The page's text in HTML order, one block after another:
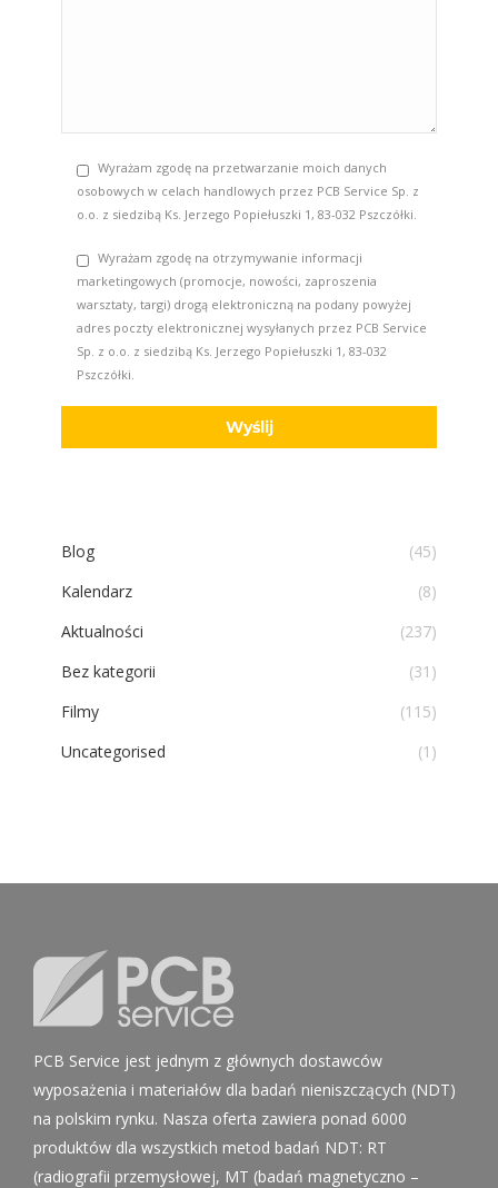
Wyrażam zgodę na przetwarzanie moich danych
osobowych w celach handlowych przez PCB Service Sp. z
o.o. z siedzibą Ks. Jerzego Popiełuszki 1, 83-032 Pszczółki.
Wyrażam zgodę na otrzymywanie informacji
marketingowych (promocje, nowości, zaproszenia
warsztaty, targi) drogą elektroniczną na podany powyżej
adres poczty elektronicznej wysyłanych przez PCB Service
Sp. z o.o. z siedzibą Ks. Jerzego Popiełuszki 1, 83-032
Pszczółki.
Blog
(45)
Kalendarz
(8)
Aktualności
(237)
Bez kategorii
(31)
Filmy
(115)
Uncategorised
(1)
PCB Service jest jednym z głównych dostawców
wyposażenia i materiałów dla badań nieniszczących (NDT)
na polskim rynku. Nasza oferta zawiera ponad 6000
produktów dla wszystkich metod badań NDT: RT
(radiografii przemysłowej, MT (badań magnetyczno –